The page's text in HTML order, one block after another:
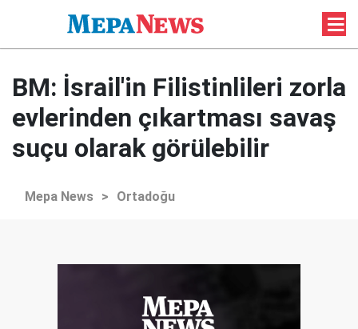
BM: İsrail'in Filistinlileri zorla
evlerinden çıkartması savaş
suçu olarak görülebilir
Mepa News > Ortadoğu